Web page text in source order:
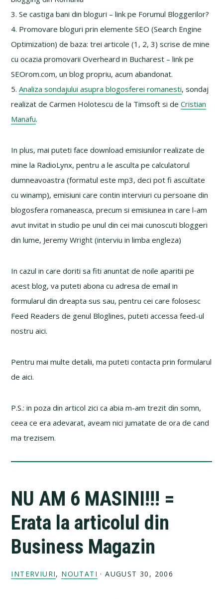
3. Se castiga bani din bloguri – link pe Forumul Bloggerilor?
4. Promovare bloguri prin elemente SEO (Search Engine
Optimization) de baza: trei articole (1, 2, 3) scrise de mine
cu ocazia promovarii Overheard in Bucharest – link pe
SEOrom.com, un blog propriu, acum abandonat.
5.Analiza sondajului asupra blogosferei romanesti, sondaj
realizat de Carmen Holotescu de la Timsoft si deCristian
Manafu.
In plus, mai puteti face download emisiunilor realizate de
mine la RadioLynx, pentru a le asculta pe calculatorul
dumneavoastra (formatul este mp3, deci pot fi ascultate
cu winamp), emisiuni care contin interviuri cu persoane din
blogosfera romaneasca, precum si emisiunea in care l-am
avut invitat in studio pe unul din cei mai cunoscuti bloggeri
din lume, Jeremy Wright (interviu in limba engleza)
In cazul in care doriti sa fiti anuntat de noile aparitii pe
acest blog, va puteti abona cu adresa de email in
formularul din dreapta sus sau, pentru cei care folosesc
Feed Readers de genul Bloglines, puteti accessa feed-ul
nostru aici.
Pentru mai multe detalii, ma puteti contacta prin formularul
de aici.
P.S.: in poza din articol zici ca abia m-am trezit din somn,
ceea ce era adevarat, aveam nici jumatate de ora de cand
ma trezisem.
NU AM 6 MASINI!!! =
Erata la articolul din
Business Magazin
INTERVIURI, NOUTATI · AUGUST 30, 2006